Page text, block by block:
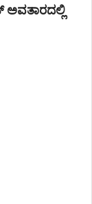
ಅವತಾರದಲ್ಲಿ